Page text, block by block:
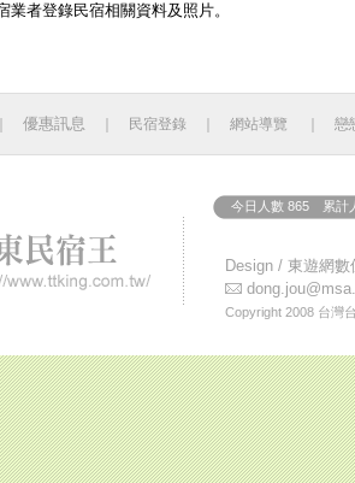
業者登錄民宿相關資料及照片。
優惠訊息 民宿登錄 網站導覽 戀
今日人數 865 累計
Design / 東遊網數
Copyright 2008 台灣